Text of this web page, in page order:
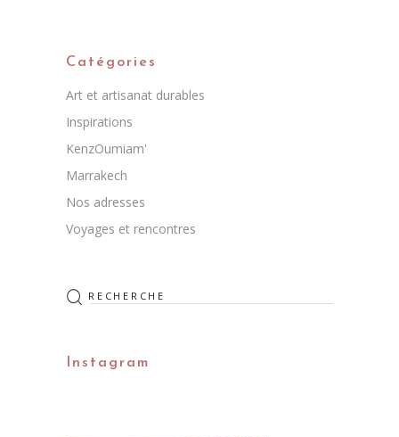
Catégories
Art et artisanat durables
Inspirations
KenzOumiam'
Marrakech
Nos adresses
Voyages et rencontres
Rechercher
:
Instagram